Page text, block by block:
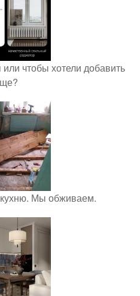
чтобы хотели добавить
Мы обживаем.